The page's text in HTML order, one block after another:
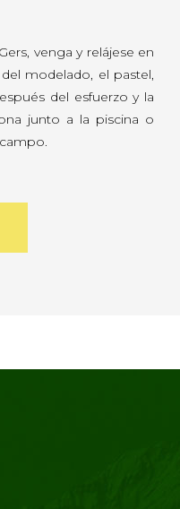
venga y relájese en
modelado, el pastel,
del esfuerzo y la
junto a la piscina o